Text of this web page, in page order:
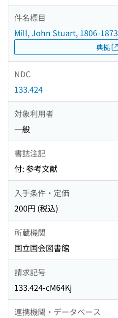
件名標目
Mill, John Stuart, 1806-1873
典拠
NDC
133.424
対象利用者
一般
書誌注記
付: 参考文献
入手条件・定価
200円 (税込)
所蔵機関
国立国会図書館
請求記号
133.424-cM64Kj
連携機関・データベース